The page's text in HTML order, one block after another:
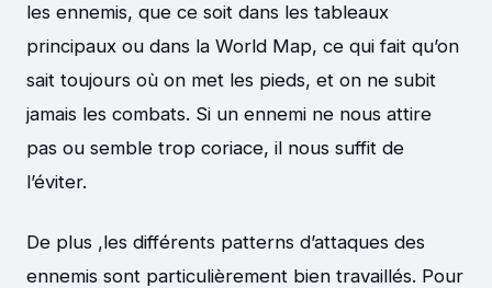
les ennemis, que ce soit dans les tableaux
principaux ou dans la World Map, ce qui fait qu’on
sait toujours où on met les pieds, et on ne subit
jamais les combats. Si un ennemi ne nous attire
pas ou semble trop coriace, il nous suffit de
l’éviter.
De plus ,les différents patterns d’attaques des
ennemis sont particulièrement bien travaillés. Pour